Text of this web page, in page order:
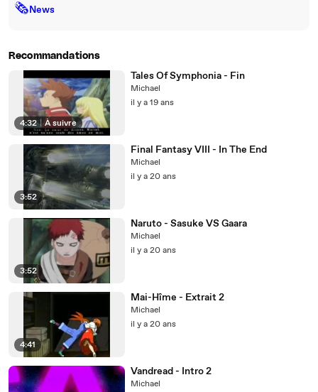
🗞News
Recommandations
4:32 | À suivre
Tales Of Symphonia - Fin
Michael
il y a 19 ans
3:52
Final Fantasy VIII - In The End
Michael
il y a 20 ans
3:52
Naruto - Sasuke VS Gaara
Michael
il y a 20 ans
4:41
Mai-Hîme - Extrait 2
Michael
il y a 20 ans
Vandread - Intro 2
Michael